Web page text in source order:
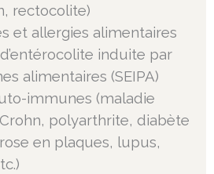
rectocolite)
et allergies alimentaires
induite par
alimentaires (SEIPA)
immunes (maladie
polyarthrite, diabète
en plaques, lupus,